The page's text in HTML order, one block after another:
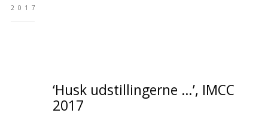
2017
‘Husk udstillingerne …’, IMCC
2017